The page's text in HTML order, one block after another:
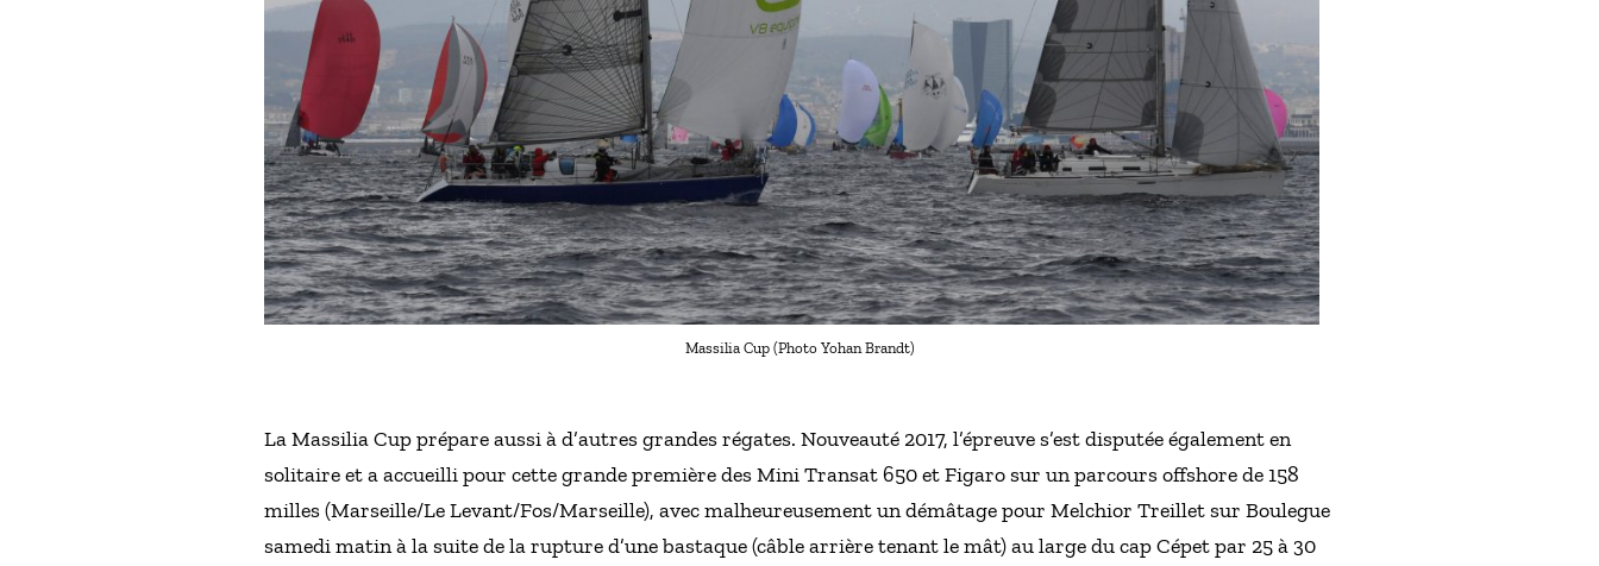
Massilia Cup (Photo Yohan Brandt)
La Massilia Cup prépare aussi à d’autres grandes régates. Nouveauté 2017, l’épreuve s’est disputée également en
solitaire et a accueilli pour cette grande première des Mini Transat 650 et Figaro sur un parcours offshore de 158
milles (Marseille/Le Levant/Fos/Marseille), avec malheureusement un démâtage pour Melchior Treillet sur Boulegue
samedi matin à la suite de la rupture d’une bastaque (câble arrière tenant le mât) au large du cap Cépet par 25 à 30